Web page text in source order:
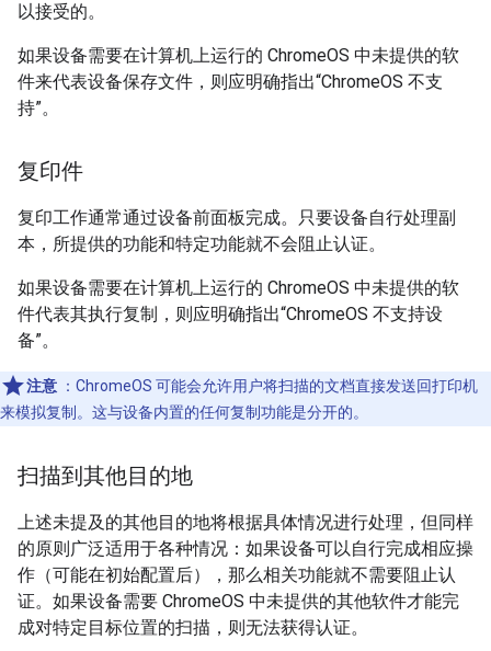
以接受的。
如果设备需要在计算机上运行的 ChromeOS 中未提供的软
件来代表设备保存文件，则应明确指出“ChromeOS 不支
持”。
复印件
复印工作通常通过设备前面板完成。只要设备自行处理副
本，所提供的功能和特定功能就不会阻止认证。
如果设备需要在计算机上运行的 ChromeOS 中未提供的软
件代表其执行复制，则应明确指出“ChromeOS 不支持设
备”。
注意 ：ChromeOS 可能会允许用户将扫描的文档直接发送回打印机
来模拟复制。这与设备内置的任何复制功能是分开的。
扫描到其他目的地
上述未提及的其他目的地将根据具体情况进行处理，但同样
的原则广泛适用于各种情况：如果设备可以自行完成相应操
作（可能在初始配置后），那么相关功能就不需要阻止认
证。如果设备需要 ChromeOS 中未提供的其他软件才能完
成对特定目标位置的扫描，则无法获得认证。